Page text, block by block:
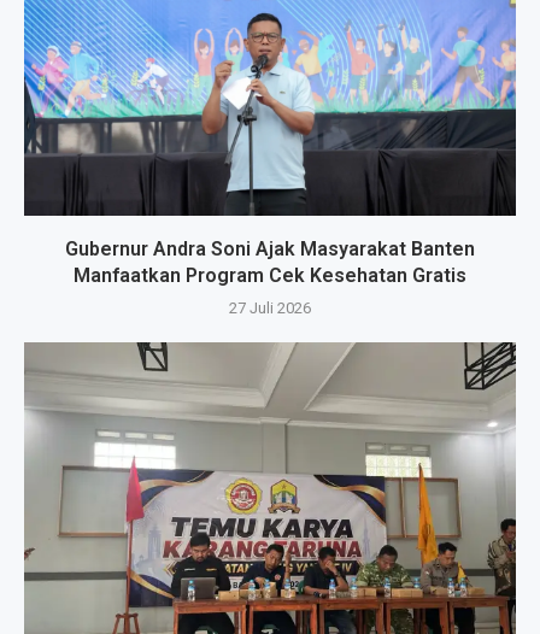
Gubernur Andra Soni Ajak Masyarakat Banten
Manfaatkan Program Cek Kesehatan Gratis
27 Juli 2026